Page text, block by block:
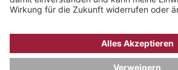
IMPRESSUM